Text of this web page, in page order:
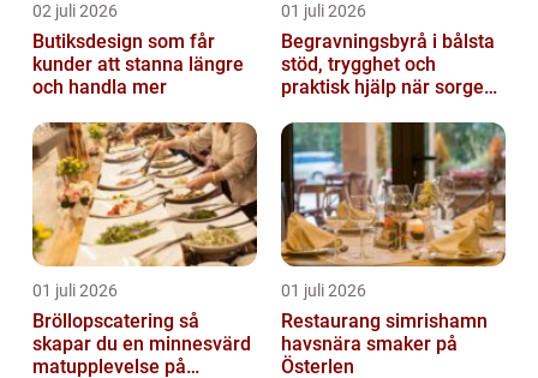
02 juli 2026
Butiksdesign som får
kunder att stanna längre
och handla mer
01 juli 2026
Begravningsbyrå i bålsta
stöd, trygghet och
praktisk hjälp när sorgen
01 juli 2026
Bröllopscatering så
skapar du en minnesvärd
matupplevelse på
01 juli 2026
Restaurang simrishamn
havsnära smaker på
Österlen